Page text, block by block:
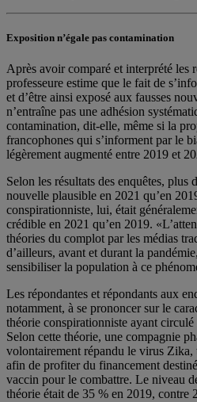
Exposition n’égale pas contamination
Après avoir comparé et interprété les
professeure estime que le fait de
et d’être ainsi exposé aux fausses
n’entraîne pas une adhésion
contamination, dit-elle, même si la
francophones qui s’informent par le
légèrement augmenté entre 2019 et
Selon les résultats des enquêtes, plus
nouvelle plausible en 2021 qu’en
conspirationniste, lui, était
crédible en 2021 qu’en 2019.
théories du complot par les médias
d’ailleurs, avant et durant la
sensibiliser la population à ce
Les répondantes et répondants aux
notamment, à se prononcer sur le
théorie conspirationniste ayant circulé
Selon cette théorie, une compagnie
volontairement répandu le virus Zika,
afin de profiter du financement
vaccin pour le combattre. Le niveau
théorie était de 35 % en 2019, contre